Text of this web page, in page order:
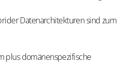
Datenarchitekturen sind zum
plus domänenspezifische